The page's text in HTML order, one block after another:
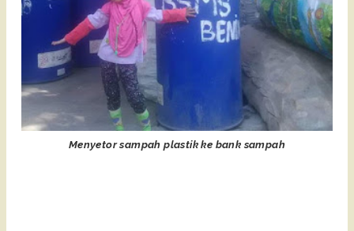
Menyetor sampah plastik ke bank sampah